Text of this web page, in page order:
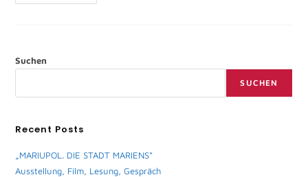
Suchen
SUCHEN
Recent Posts
„MARIUPOL. DIE STADT MARIENS“
Ausstellung, Film, Lesung, Gespräch